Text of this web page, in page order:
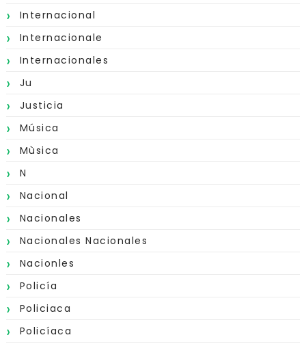
Internacional
Internacionale
Internacionales
Ju
Justicia
Música
Mùsica
N
Nacional
Nacionales
Nacionales Nacionales
Nacionles
Policía
Policiaca
Policíaca